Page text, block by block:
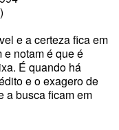
e a certeza fica em
e notam é que é
É quando há
e o exagero de
a busca ficam em